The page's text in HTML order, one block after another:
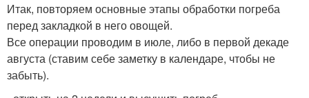
Итак, повторяем основные этапы обработки погреба
перед закладкой в него овощей.
Все операции проводим в июле, либо в первой декаде
августа (ставим себе заметку в календаре, чтобы не
забыть).